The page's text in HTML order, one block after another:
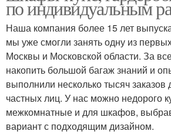
по индивидуальным
Наша компания более 15 лет
мы уже смогли занять одну из
Москвы и Московской области. За
накопить большой багаж знаний и
выполнили несколько тысяч заказов
частных лиц. У нас можно недорого
межкомнатные и для шкафов,
вариант с подходящим дизайном.